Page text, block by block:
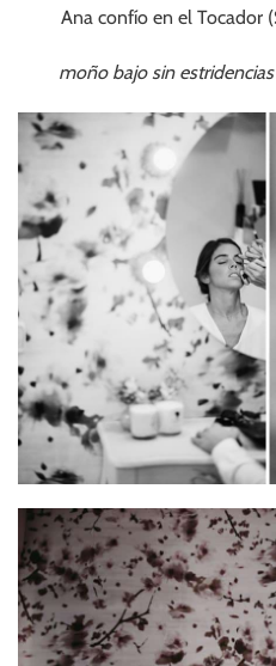
Ana confío en el Tocador
moño bajo sin